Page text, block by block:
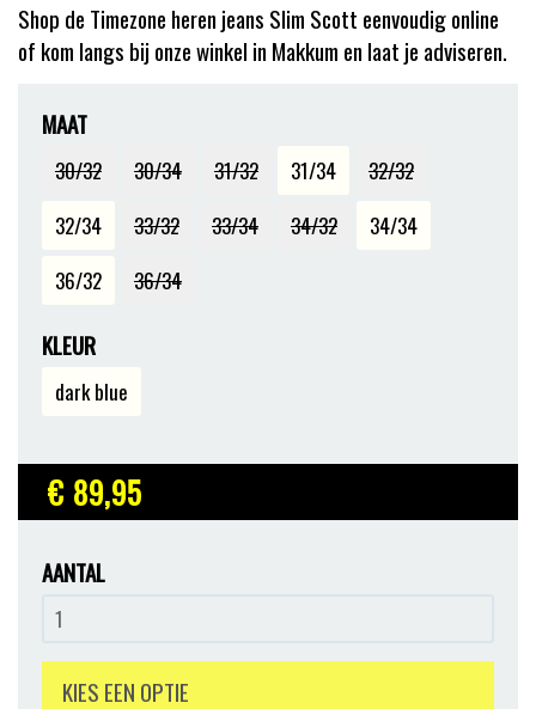
Shop de Timezone heren jeans Slim Scott eenvoudig online
of kom langs bij onze winkel in Makkum en laat je adviseren.
MAAT
30/32 30/34 31/32 31/34
32/32
32/34
33/32 33/34 34/32
34/34
36/32
36/34
KLEUR
dark blue
€ 89,95
AANTAL
KIES EEN OPTIE